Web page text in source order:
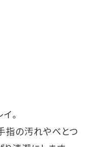
。
指の汚れやべとつ